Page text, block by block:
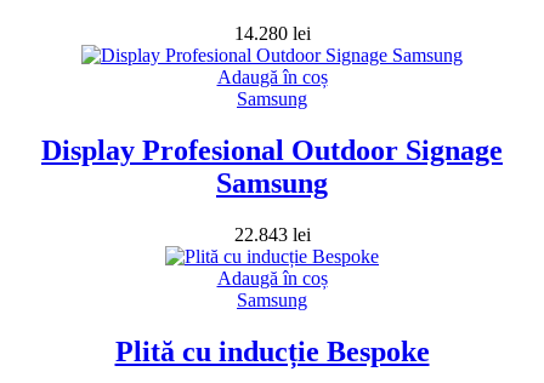
14.280 lei
Adaugă în coș
Samsung
Display Profesional Outdoor Signage
Samsung
22.843 lei
Adaugă în coș
Samsung
Plită cu inducție Bespoke